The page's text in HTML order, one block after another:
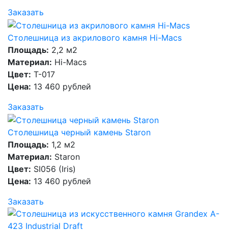
Заказать
Столешница из акрилового камня Hi-Macs
Площадь: 2,2 м2
Материал: Hi-Macs
Цвет: T-017
Цена: 13 460 рублей
Заказать
Столешница черный камень Staron
Площадь: 1,2 м2
Материал: Staron
Цвет: SI056 (Iris)
Цена: 13 460 рублей
Заказать